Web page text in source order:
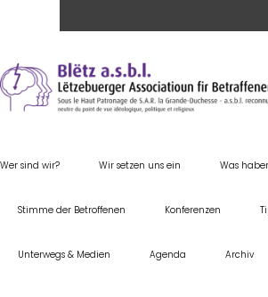
Wer sind wir? Wir setzen uns ein Was
Stimme der Betroffenen Konferenzen
Unterwegs & Medien Agenda Archiv